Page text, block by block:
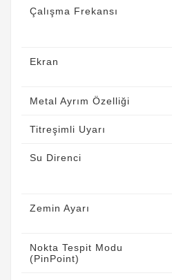
Çalışma Frekansı
Ekran
Metal Ayrım Özelliği
Titreşimli Uyarı
Su Direnci
Zemin Ayarı
Nokta Tespit Modu
(PinPoint)